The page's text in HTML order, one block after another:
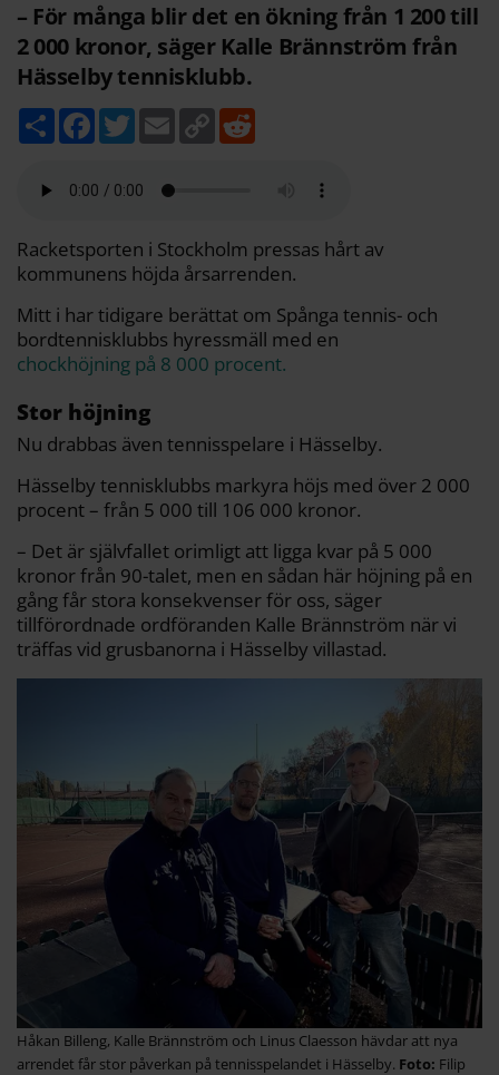
– För många blir det en ökning från 1 200 till
2 000 kronor, säger Kalle Brännström från
Hässelby tennisklubb.
D
e
F
b
k
T
w
t
E
m
C
o
k
Racketsporten i Stockholm pressas hårt av
kommunens höjda årsarrenden.
Mitt i har tidigare berättat om Spånga tennis- och
bordtennisklubbs hyressmäll med en
chockhöjning på 8 000 procent.
Stor höjning
Nu drabbas även tennisspelare i Hässelby.
Hässelby tennisklubbs markyra höjs med över 2 000
procent – från 5 000 till 106 000 kronor.
– Det är självfallet orimligt att ligga kvar på 5 000
kronor från 90-talet, men en sådan här höjning på en
gång får stora konsekvenser för oss, säger
tillförordnade ordföranden Kalle Brännström när vi
träffas vid grusbanorna i Hässelby villastad.
Håkan Billeng, Kalle Brännström och Linus Claesson hävdar att nya
arrendet får stor påverkan på tennisspelandet i Hässelby.
Filip